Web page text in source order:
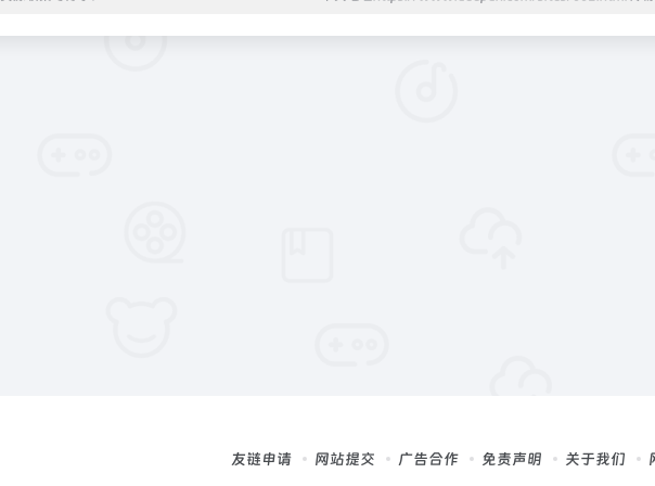
友链申请 网站提交 广告合作 免责声明 关于我们